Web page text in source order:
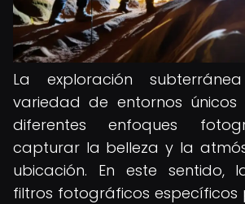
La exploración
variedad de entornos únicos
diferentes enfoques
capturar la belleza y la
ubicación. En este sentido,
filtros fotográficos